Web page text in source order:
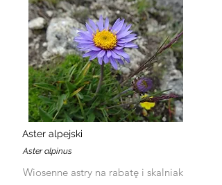
Aster alpejski
Aster alpinus
Wiosenne astry na rabatę i skalniak